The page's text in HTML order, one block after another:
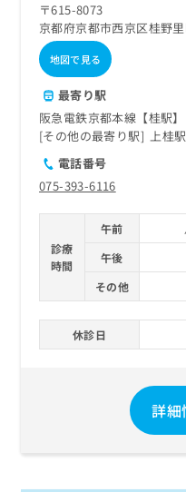
〒615-8073
京都府京都市西京区桂野
地図で見る
最寄り駅
阪急電鉄京都本線【桂駅】
その他の最寄り駅
上桂駅
電話番号
075-393-6116
診療
時間
午前
午後
その他
休診日
詳細